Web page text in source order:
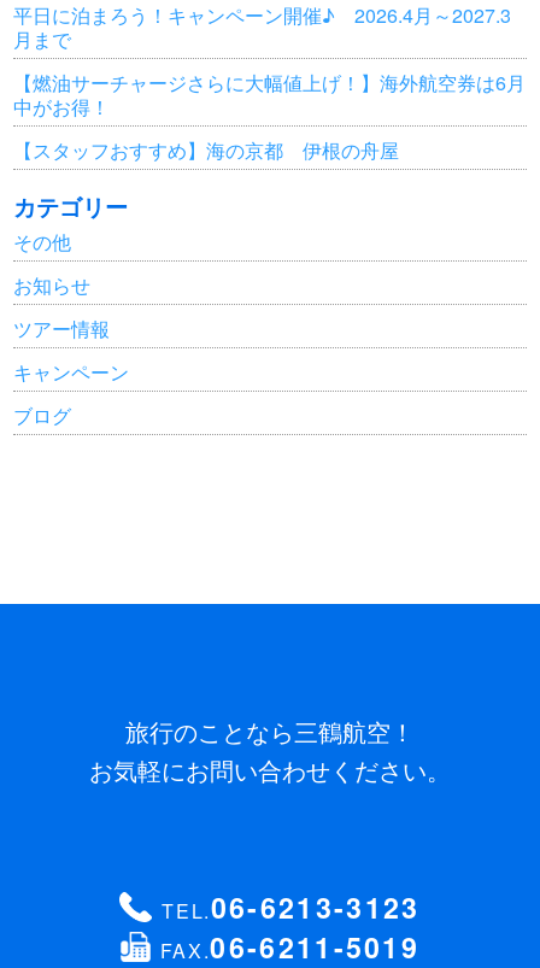
平日に泊まろう！キャンペーン開催♪ 2026.4月～2027.3
月まで
【燃油サーチャージさらに大幅値上げ！】海外航空券は6月
中がお得！
【スタッフおすすめ】海の京都 伊根の舟屋
カテゴリー
その他
お知らせ
ツアー情報
キャンペーン
ブログ
旅行のことなら三鶴航空！
お気軽にお問い合わせください。
TEL.06-6213-3123
FAX.06-6211-5019